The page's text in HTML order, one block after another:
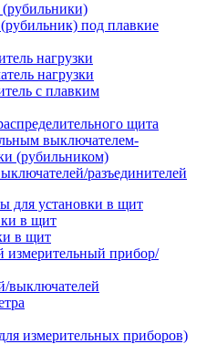
под плавкие
нагрузки
нагрузки
с плавким
щита
выключателем-
(рубильником)
разъединителей
для установки в щит
в щит
в щит
прибор/
выключателей
измерительных приборов)